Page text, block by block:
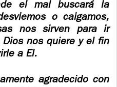
el mal buscará la
o caigamos,
nos sirven para ir
nos quiere y el fin
a El.
agradecido con